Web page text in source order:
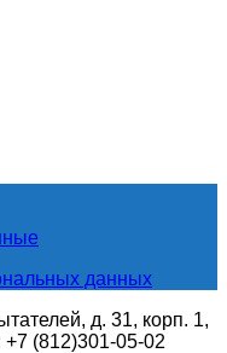
данных
д. 31, корп. 1,
(812)301-05-02